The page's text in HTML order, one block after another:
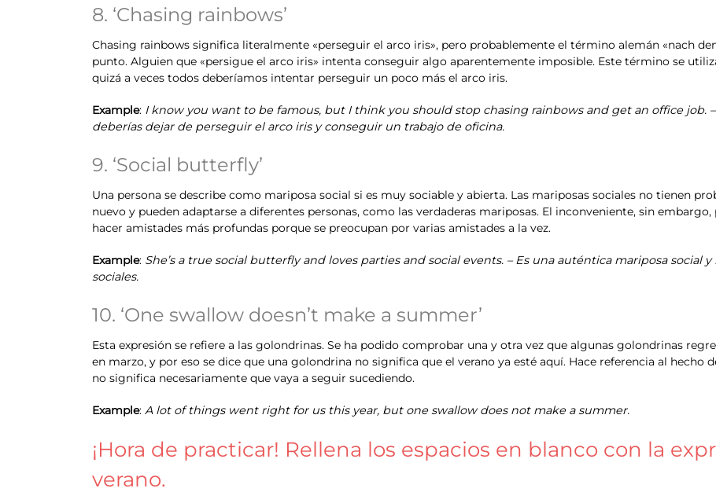
8. ‘Chasing rainbows’
Chasing rainbows significa literalmente «perseguir el arco iris», pero probablemente el término alemán «nach
punto. Alguien que «persigue el arco iris» intenta conseguir algo aparentemente imposible. Este término se
quizá a veces todos deberíamos intentar perseguir un poco más el arco iris.
Example: I know you want to be famous, but I think you should stop chasing rainbows and get an office job.
deberías dejar de perseguir el arco iris y conseguir un trabajo de oficina.
9. ‘Social butterfly’
Una persona se describe como mariposa social si es muy sociable y abierta. Las mariposas sociales no tienen
nuevo y pueden adaptarse a diferentes personas, como las verdaderas mariposas. El inconveniente, sin
hacer amistades más profundas porque se preocupan por varias amistades a la vez.
Example: She’s a true social butterfly and loves parties and social events. – Es una auténtica mariposa social
sociales.
10. ‘One swallow doesn’t make a summer’
Esta expresión se refiere a las golondrinas. Se ha podido comprobar una y otra vez que algunas golondrinas
en marzo, y por eso se dice que una golondrina no significa que el verano ya esté aquí. Hace referencia al hecho
no significa necesariamente que vaya a seguir sucediendo.
Example: A lot of things went right for us this year, but one swallow does not make a summer.
¡Hora de practicar! Rellena los espacios en blanco con la
verano.